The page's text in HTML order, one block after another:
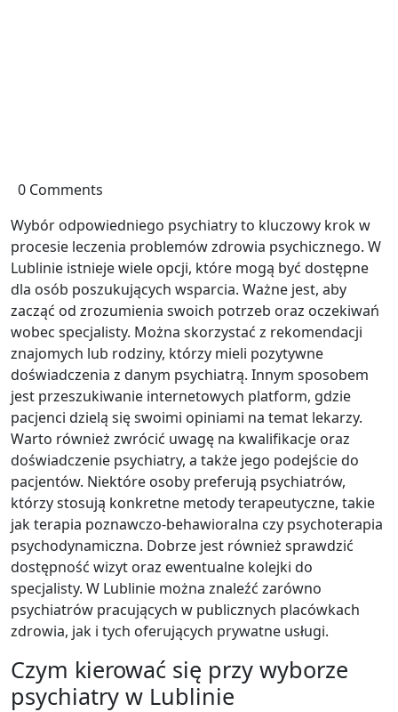
0 Comments
Wybór odpowiedniego psychiatry to kluczowy krok w
procesie leczenia problemów zdrowia psychicznego. W
Lublinie istnieje wiele opcji, które mogą być dostępne
dla osób poszukujących wsparcia. Ważne jest, aby
zacząć od zrozumienia swoich potrzeb oraz oczekiwań
wobec specjalisty. Można skorzystać z rekomendacji
znajomych lub rodziny, którzy mieli pozytywne
doświadczenia z danym psychiatrą. Innym sposobem
jest przeszukiwanie internetowych platform, gdzie
pacjenci dzielą się swoimi opiniami na temat lekarzy.
Warto również zwrócić uwagę na kwalifikacje oraz
doświadczenie psychiatry, a także jego podejście do
pacjentów. Niektóre osoby preferują psychiatrów,
którzy stosują konkretne metody terapeutyczne, takie
jak terapia poznawczo-behawioralna czy psychoterapia
psychodynamiczna. Dobrze jest również sprawdzić
dostępność wizyt oraz ewentualne kolejki do
specjalisty. W Lublinie można znaleźć zarówno
psychiatrów pracujących w publicznych placówkach
zdrowia, jak i tych oferujących prywatne usługi.
Czym kierować się przy wyborze
psychiatry w Lublinie